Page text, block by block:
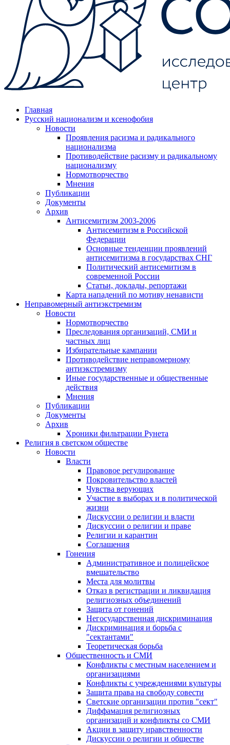
Главная
Русский национализм и ксенофобия
Новости
Проявления расизма и радикального
национализма
Противодействие расизму и радикальному
национализму
Нормотворчество
Мнения
Публикации
Документы
Архив
Антисемитизм 2003-2006
Антисемитизм в Российской
Федерации
Основные тенденции проявлений
антисемитизма в государствах СНГ
Политический антисемитизм в
современной России
Статьи, доклады, репортажи
Карта нападений по мотиву ненависти
Неправомерный антиэкстремизм
Новости
Нормотворчество
Преследования организаций, СМИ и
частных лиц
Избирательные кампании
Противодействие неправомерному
антиэкстремизму
Иные государственные и общественные
действия
Мнения
Публикации
Документы
Архив
Хроники фильтрации Рунета
Религия в светском обществе
Новости
Власти
Правовое регулирование
Покровительство властей
Чувства верующих
Участие в выборах и в политической
жизни
Дискуссии о религии и власти
Дискуссии о религии и праве
Религии и карантин
Соглашения
Гонения
Административное и полицейское
вмешательство
Места для молитвы
Отказ в регистрации и ликвидация
религиозных объединений
Защита от гонений
Негосударственная дискриминация
Дискриминация и борьба с
"сектантами"
Теоретическая борьба
Общественность и СМИ
Конфликты с местным населением и
организациями
Конфликты с учреждениями культуры
Защита права на свободу совести
Светские организации против "сект"
Диффамация религиозных
организаций и конфликты со СМИ
Акции в защиту нравственности
Дискуссии о религии и обществе